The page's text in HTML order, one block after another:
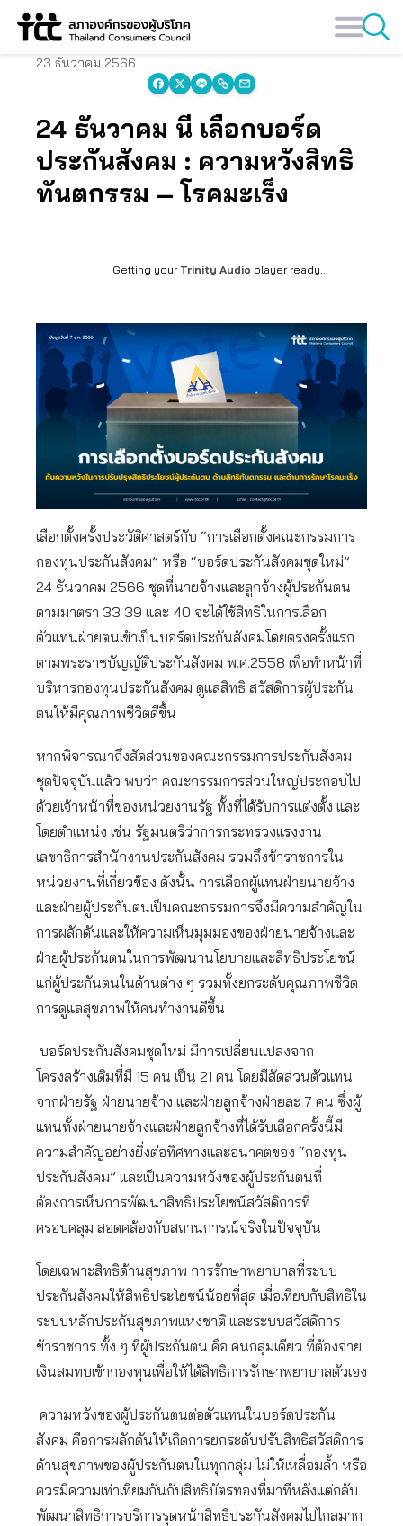
Skip
23 ธันวาคม 2566
24 ธันวาคม นี้ เลือกบอร์ด
ประกันสังคม : ความหวังสิทธิ
ทันตกรรม – โรคมะเร็ง
Getting your Trinity Audio player ready...
เลือกตั้งครั้งประวัติศาสตร์กับ “การเลือกตั้งคณะกรรมการ
กองทุนประกันสังคม” หรือ “บอร์ดประกันสังคมชุดใหม่”
24 ธันวาคม 2566 ชุดที่นายจ้างและลูกจ้างผู้ประกันตน
ตามมาตรา 33 39 และ 40 จะได้ใช้สิทธิในการเลือก
ตัวแทนฝ่ายตนเข้าเป็นบอร์ดประกันสังคมโดยตรงครั้งแรก
ตามพระราชบัญญัติประกันสังคม พ.ศ.2558 เพื่อทำหน้าที่
บริหารกองทุนประกันสังคม ดูแลสิทธิ สวัสดิการผู้ประกัน
ตนให้มีคุณภาพชีวิตดีขึ้น
หากพิจารณาถึงสัดส่วนของคณะกรรมการประกันสังคม
ชุดปัจจุบันแล้ว พบว่า คณะกรรมการส่วนใหญ่ประกอบไป
ด้วยเจ้าหน้าที่ของหน่วยงานรัฐ ทั้งที่ได้รับการแต่งตั้ง และ
โดยตำแหน่ง เช่น รัฐมนตรีว่าการกระทรวงแรงงาน
เลขาธิการสำนักงานประกันสังคม รวมถึงข้าราชการใน
หน่วยงานที่เกี่ยวข้อง ดังนั้น การเลือกผู้แทนฝ่ายนายจ้าง
และฝ่ายผู้ประกันตนเป็นคณะกรรมการจึงมีความสำคัญใน
การผลักดันและให้ความเห็นมุมมองของฝ่ายนายจ้างและ
ฝ่ายผู้ประกันตนในการพัฒนานโยบายและสิทธิประโยชน์
แก่ผู้ประกันตนในด้านต่าง ๆ รวมทั้งยกระดับคุณภาพชีวิต
การดูแลสุขภาพให้คนทำงานดีขึ้น
บอร์ดประกันสังคมชุดใหม่ มีการเปลี่ยนแปลงจาก
โครงสร้างเดิมที่มี 15 คน เป็น 21 คน โดยมีสัดส่วนตัวแทน
จากฝ่ายรัฐ ฝ่าย​นายจ้าง และฝ่ายลูกจ้างฝ่ายละ 7 คน ซึ่งผู้
แทนทั้งฝ่ายนายจ้างและฝ่ายลูกจ้างที่ได้รับเลือกครั้งนี้มี
ความสำคัญอย่างยิ่งต่อทิศทางและอนาคตของ “กองทุน
ประกันสังคม” และเป็นความหวังของผู้ประกันตนที่
ต้องการเห็นการพัฒนาสิทธิประโยชน์สวัสดิการที่
ครอบคลุม สอดคล้องกับสถานการณ์จริงในปัจจุบัน
โดยเฉพาะสิทธิด้านสุขภาพ การรักษาพยาบาลที่ระบบ
ประกันสังคมให้สิทธิประโยชน์น้อยที่สุด เมื่อเทียบกับสิทธิใน
ระบบหลักประกันสุขภาพแห่งชาติ และระบบสวัสดิการ
ข้าราชการ ทั้ง ๆ ที่ผู้ประกันตน คือ คนกลุ่มเดียว ที่ต้องจ่าย
เงินสมทบเข้ากองทุนเพื่อให้ได้สิทธิการรักษาพยาบาลตัวเอง
ความหวังของผู้ประกันตนต่อตัวแทนในบอร์ดประกัน
สังคม คือการผลักดันให้เกิดการยกระดับปรับสิทธิสวัสดิการ
ด้านสุขภาพของผู้ประกันตนในทุกกลุ่ม ไม่ให้เหลื่อมล้ำ หรือ
ควรมีความเท่าเทียมกันกับสิทธิบัตรทองที่มาทีหลังแต่กลับ
พัฒนาสิทธิการบริการรุดหน้าสิทธิประกันสังคมไปไกลมาก